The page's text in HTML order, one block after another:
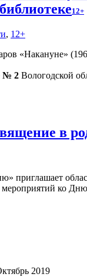
12+
, 12+
«Накануне»
№ 2 Вологодской
в
мероприятий ко
2019